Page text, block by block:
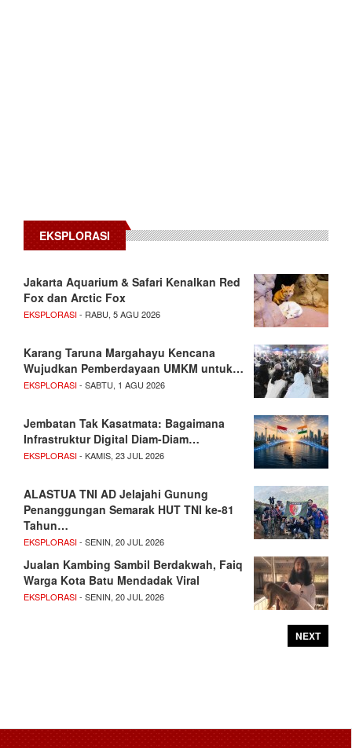
EKSPLORASI
Jakarta Aquarium & Safari Kenalkan Red
Fox dan Arctic Fox
EKSPLORASI- RABU, 5 AGU 2026
Karang Taruna Margahayu Kencana
Wujudkan Pemberdayaan UMKM untuk…
EKSPLORASI- SABTU, 1 AGU 2026
Jembatan Tak Kasatmata: Bagaimana
Infrastruktur Digital Diam-Diam…
EKSPLORASI- KAMIS, 23 JUL 2026
ALASTUA TNI AD Jelajahi Gunung
Penanggungan Semarak HUT TNI ke-81
Tahun…
EKSPLORASI- SENIN, 20 JUL 2026
Jualan Kambing Sambil Berdakwah, Faiq
Warga Kota Batu Mendadak Viral
EKSPLORASI- SENIN, 20 JUL 2026
NEXT